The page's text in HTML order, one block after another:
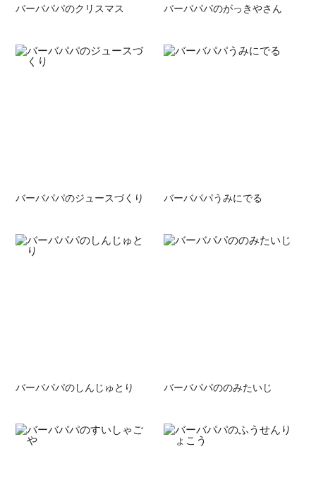
バーバパパのクリスマス バーバパパのがっきやさん
バーバパパのジュースづくり バーバパパうみにでる
バーバパパのしんじゅとり バーバパパののみたいじ